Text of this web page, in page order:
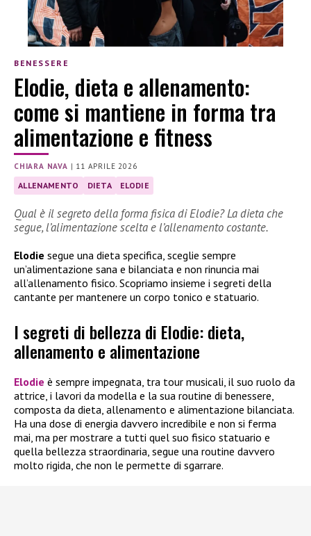
BENESSERE
Elodie, dieta e allenamento:
come si mantiene in forma tra
alimentazione e fitness
CHIARA NAVA | 11 APRILE 2026
ALLENAMENTO DIETA ELODIE
Qual è il segreto della forma fisica di Elodie? La dieta che
segue, l’alimentazione scelta e l’allenamento costante.
Elodie segue una dieta specifica, sceglie sempre
un’alimentazione sana e bilanciata e non rinuncia mai
all’allenamento fisico. Scopriamo insieme i segreti della
cantante per mantenere un corpo tonico e statuario.
I segreti di bellezza di Elodie: dieta,
allenamento e alimentazione
Elodie è sempre impegnata, tra tour musicali, il suo ruolo da
attrice, i lavori da modella e la sua routine di benessere,
composta da dieta, allenamento e alimentazione bilanciata.
Ha una dose di energia davvero incredibile e non si ferma
mai, ma per mostrare a tutti quel suo fisico statuario e
quella bellezza straordinaria, segue una routine davvero
molto rigida, che non le permette di sgarrare.